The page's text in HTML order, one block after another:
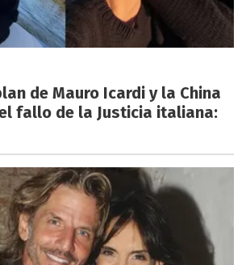
de Mauro Icardi y la China
fallo de la Justicia italiana: